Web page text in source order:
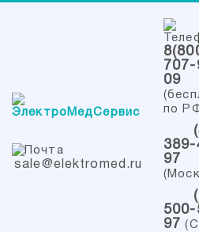
sale@elektromed.ru
09
по
389-
97
500-
97